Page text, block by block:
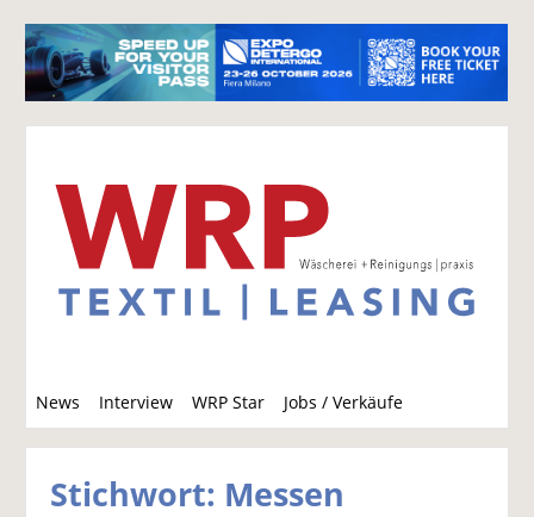
News Interview WRP Star Jobs / Verkäufe
u
c
Stichwort: Messen